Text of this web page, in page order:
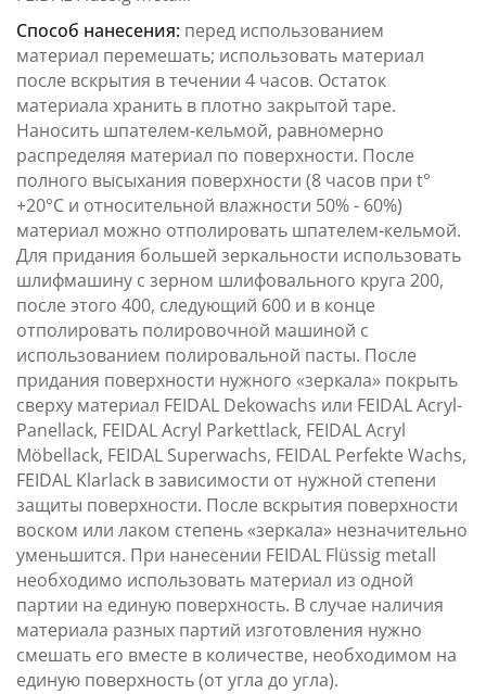
Способ нанесения: перед использованием
материал перемешать; использовать материал
после вскрытия в течении 4 часов. Остаток
материала хранить в плотно закрытой таре.
Наносить шпателем-кельмой, равномерно
распределяя материал по поверхности. После
полного высыхания поверхности (8 часов при t°
+20°С и относительной влажности 50% - 60%)
материал можно отполировать шпателем-кельмой.
Для придания большей зеркальности использовать
шлифмашину с зерном шлифовального круга 200,
после этого 400, следующий 600 и в конце
отполировать полировочной машиной с
использованием полировальной пасты. После
придания поверхности нужного «зеркала» покрыть
сверху материал FEIDAL Dekowachs или FEIDAL Acryl-
Panellack, FEIDAL Acryl Parkettlack, FEIDAL Acryl
Möbellack, FEIDAL Superwachs, FEIDAL Perfekte Wachs,
FEIDAL Klarlack в зависимости от нужной степени
защиты поверхности. После вскрытия поверхности
воском или лаком степень «зеркала» незначительно
уменьшится. При нанесении FEIDAL Flüssig metall
необходимо использовать материал из одной
партии на единую поверхность. В случае наличия
материала разных партий изготовления нужно
смешать его вместе в количестве, необходимом на
единую поверхность (от угла до угла).